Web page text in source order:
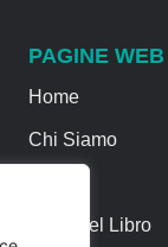
PAGINE WEB
Home
Chi Siamo
Casa del Libro